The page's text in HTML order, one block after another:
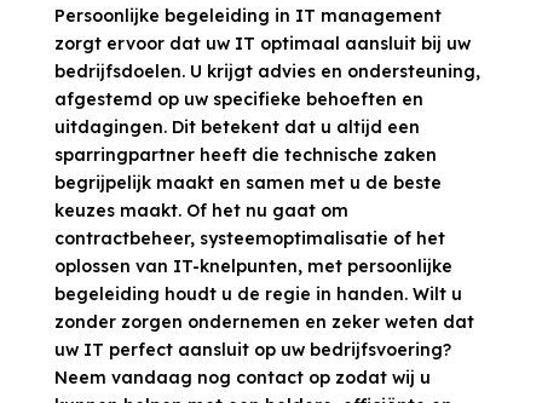
Persoonlijke begeleiding in IT management
zorgt ervoor dat uw IT optimaal aansluit bij uw
bedrijfsdoelen. U krijgt advies en ondersteuning,
afgestemd op uw specifieke behoeften en
uitdagingen. Dit betekent dat u altijd een
sparringpartner heeft die technische zaken
begrijpelijk maakt en samen met u de beste
keuzes maakt. Of het nu gaat om
contractbeheer, systeemoptimalisatie of het
oplossen van IT-knelpunten, met persoonlijke
begeleiding houdt u de regie in handen. Wilt u
zonder zorgen ondernemen en zeker weten dat
uw IT perfect aansluit op uw bedrijfsvoering?
Neem vandaag nog contact op zodat wij u